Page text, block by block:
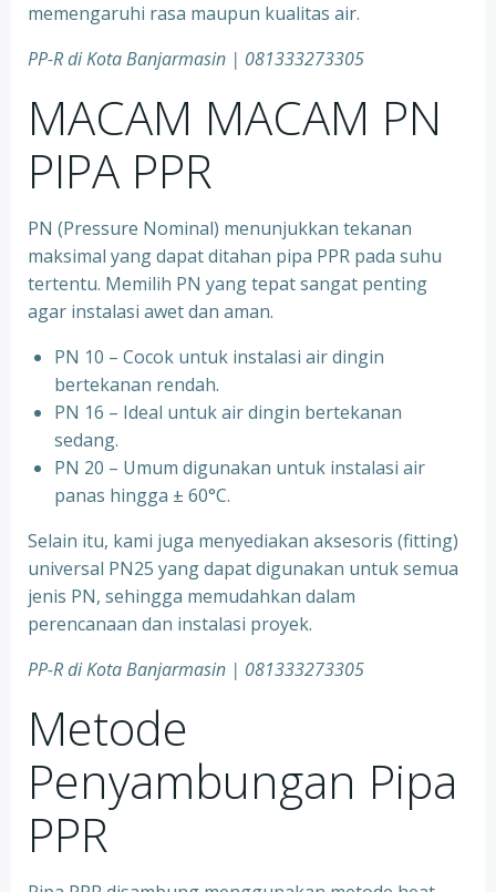
memengaruhi rasa maupun kualitas air.
PP-R di KotaBanjarmasin | 081333273305
MACAM MACAM PN
PIPA PPR
PN (Pressure Nominal) menunjukkan tekanan
maksimal yang dapat ditahan pipa PPR pada suhu
tertentu. Memilih PN yang tepat sangat penting
agar instalasi awet dan aman.
PN 10 – Cocok untuk instalasi air dingin
bertekanan rendah.
⁠PN 16 – Ideal untuk air dingin bertekanan
sedang.
⁠PN 20 – Umum digunakan untuk instalasi air
panas hingga ± 60°C.
Selain itu, kami juga menyediakan aksesoris (fitting)
universal PN25 yang dapat digunakan untuk semua
jenis PN, sehingga memudahkan dalam
perencanaan dan instalasi proyek.
PP-R di KotaBanjarmasin | 081333273305
Metode
Penyambungan Pipa
PPR